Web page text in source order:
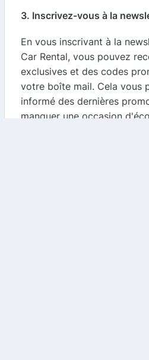
3. Inscrivez-vous à la
En vous inscrivant à la
Car Rental, vous pouvez
exclusives et des codes
votre boîte mail. Cela vous
informé des dernières
manquer une occasion